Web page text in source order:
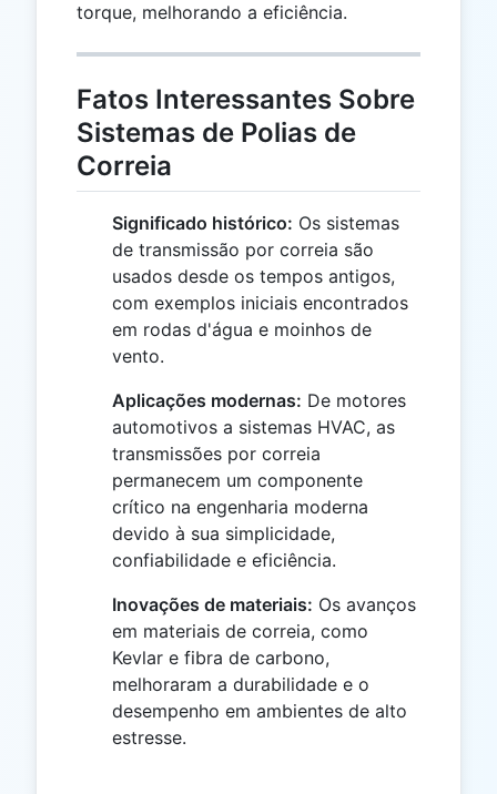
torque, melhorando a eficiência.
Fatos Interessantes Sobre
Sistemas de Polias de
Correia
Significado histórico: Os sistemas
de transmissão por correia são
usados desde os tempos antigos,
com exemplos iniciais encontrados
em rodas d'água e moinhos de
vento.
Aplicações modernas: De motores
automotivos a sistemas HVAC, as
transmissões por correia
permanecem um componente
crítico na engenharia moderna
devido à sua simplicidade,
confiabilidade e eficiência.
Inovações de materiais: Os avanços
em materiais de correia, como
Kevlar e fibra de carbono,
melhoraram a durabilidade e o
desempenho em ambientes de alto
estresse.